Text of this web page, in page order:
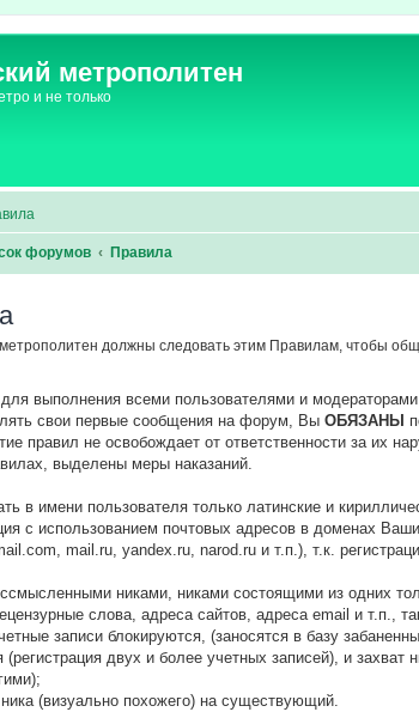
метрополитен
и не только
форумов Правила
метрополитен должны следовать этим Правилам, чтобы
выполнения всеми пользователями и
свои первые сообщения на форум, ВыОБЯЗАНЫ
правил не освобождает от ответственности за их
выделены меры наказаний.
в имени пользователя только латинские и
с использованием почтовых адресов в доменах
mail.ru, yandex.ru, narod.ru и т.п.), т.к.
никами, никами состоящими из одних
слова, адреса сайтов, адреса email и т.п.,
записи блокируются, (заносятся в базу
(регистрация двух и более учетных записей), и
ника (визуально похожего) на существующий.